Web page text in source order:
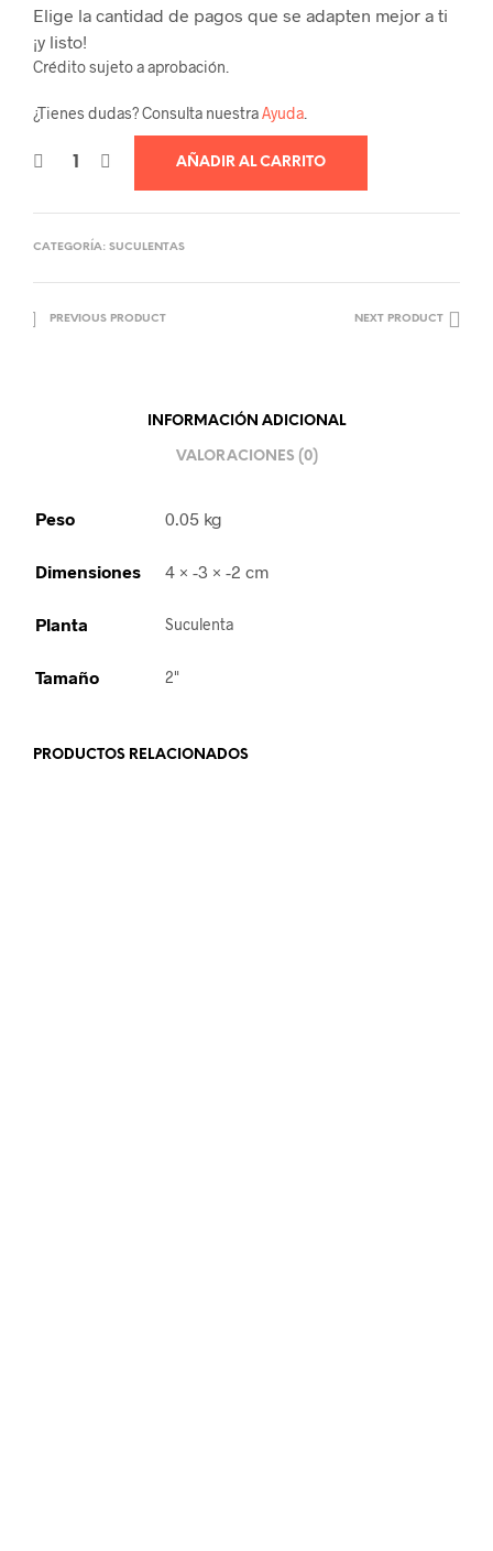
Elige la cantidad de pagos que se adapten mejor a ti
¡y listo!
Crédito sujeto a aprobación.
¿Tienes dudas? Consulta nuestraAyuda
AÑADIR AL CARRITO
CATEGORÍA: SUCULENTAS
PREVIOUS PRODUCT NEXT PRODUCT
INFORMACIÓN ADICIONAL
VALORACIONES (0)
Peso 0.05 kg
Dimensiones 4 × -3 × -2 cm
Planta Suculenta
Tamaño 2"
PRODUCTOS RELACIONADOS